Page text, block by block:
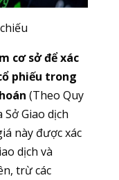
cơ sở để xác
phiếu trong
(Theo Quy
Giao dịch
này được xác
dịch và
trừ các